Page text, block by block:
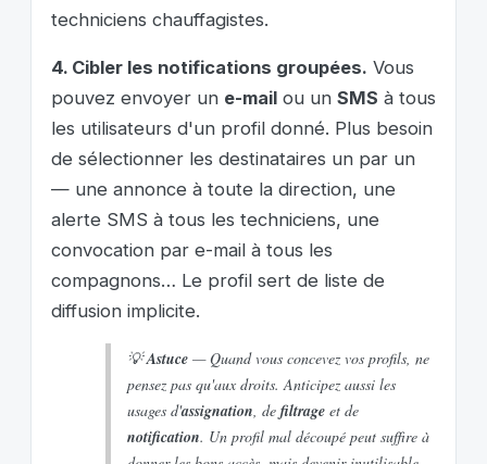
techniciens chauffagistes.
4. Cibler les notifications groupées. Vous
pouvez envoyer un e-mail ou un SMS à tous
les utilisateurs d'un profil donné. Plus besoin
de sélectionner les destinataires un par un
— une annonce à toute la direction, une
alerte SMS à tous les techniciens, une
convocation par e-mail à tous les
compagnons… Le profil sert de liste de
diffusion implicite.
💡Astuce — Quand vous concevez vos profils, ne
pensez pas qu'aux droits. Anticipez aussi les
usages d'assignation , de filtrage et de
notification. Un profil mal découpé peut suffire à